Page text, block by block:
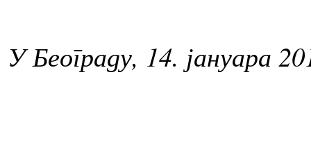
У Београду, 14. јануара